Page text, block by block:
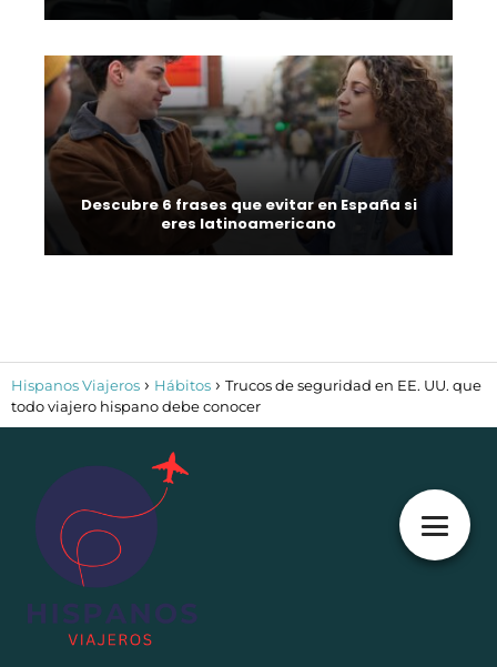
Descubre 6 frases que evitar en España si
eres latinoamericano
Hispanos Viajeros Hábitos
Trucos de seguridad en EE. UU. que
todo viajero hispano debe conocer